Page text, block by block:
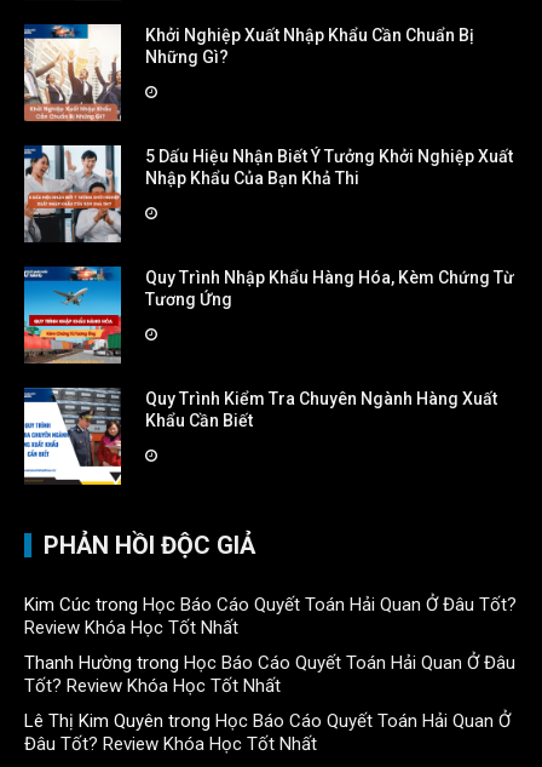
Khởi Nghiệp Xuất Nhập Khẩu Cần Chuẩn Bị
Những Gì?
5 Dấu Hiệu Nhận Biết Ý Tưởng Khởi Nghiệp Xuất
Nhập Khẩu Của Bạn Khả Thi
Quy Trình Nhập Khẩu Hàng Hóa, Kèm Chứng Từ
Tương Ứng
Quy Trình Kiểm Tra Chuyên Ngành Hàng Xuất
Khẩu Cần Biết
PHẢN HỒI ĐỘC GIẢ
Kim Cúc trong Học Báo Cáo Quyết Toán Hải Quan Ở Đâu Tốt?
Review Khóa Học Tốt Nhất
Thanh Hường trong Học Báo Cáo Quyết Toán Hải Quan Ở Đâu
Tốt? Review Khóa Học Tốt Nhất
Lê Thị Kim Quyên trong Học Báo Cáo Quyết Toán Hải Quan Ở
Đâu Tốt? Review Khóa Học Tốt Nhất